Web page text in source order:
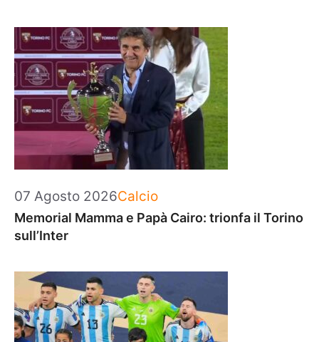
07 Agosto 2026Categorie
Calcio
Memorial Mamma e Papà Cairo: trionfa il Torino
sull’Inter